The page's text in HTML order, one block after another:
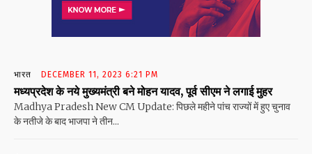
भारत DECEMBER 11, 2023 6:21 PM
मध्यप्रदेश के नये मुख्यमंत्री बने मोहन यादव, पूर्व सीएम ने लगाई मुहर
Madhya Pradesh New CM Update: पिछले महीने पांच राज्यों में हुए चुनाव
के नतीजे के बाद भाजपा ने तीन...